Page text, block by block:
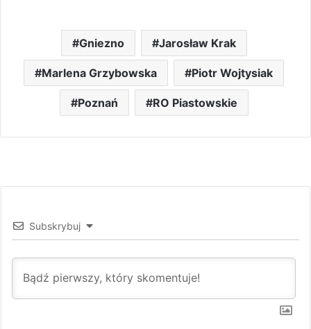
Gniezno Jarosław Krak
Marlena Grzybowska Piotr Wojtysiak
Poznań RO Piastowskie
Subskrybuj